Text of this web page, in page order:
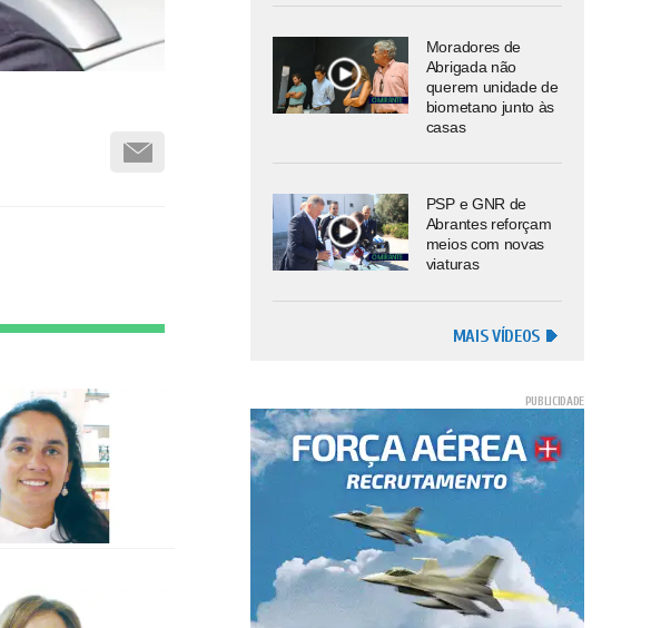
Moradores de
Abrigada não
querem unidade de
biometano junto às
casas
PSP e GNR de
Abrantes reforçam
meios com novas
viaturas
MAIS VÍDEOS